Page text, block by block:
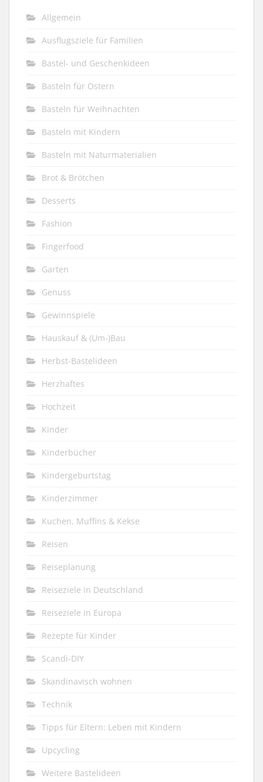
Allgemein
Ausflugsziele für Familien
Bastel- und Geschenkideen
Basteln für Ostern
Basteln für Weihnachten
Basteln mit Kindern
Basteln mit Naturmaterialien
Brot & Brötchen
Desserts
Fashion
Fingerfood
Garten
Genuss
Gewinnspiele
Hauskauf & (Um-)Bau
Herbst-Bastelideen
Herzhaftes
Hochzeit
Kinder
Kinderbücher
Kindergeburtstag
Kinderzimmer
Kuchen, Muffins & Kekse
Reisen
Reiseplanung
Reiseziele in Deutschland
Reiseziele in Europa
Rezepte für Kinder
Scandi-DIY
Skandinavisch wohnen
Technik
Tipps für Eltern: Leben mit Kindern
Upcycling
Weitere Bastelideen